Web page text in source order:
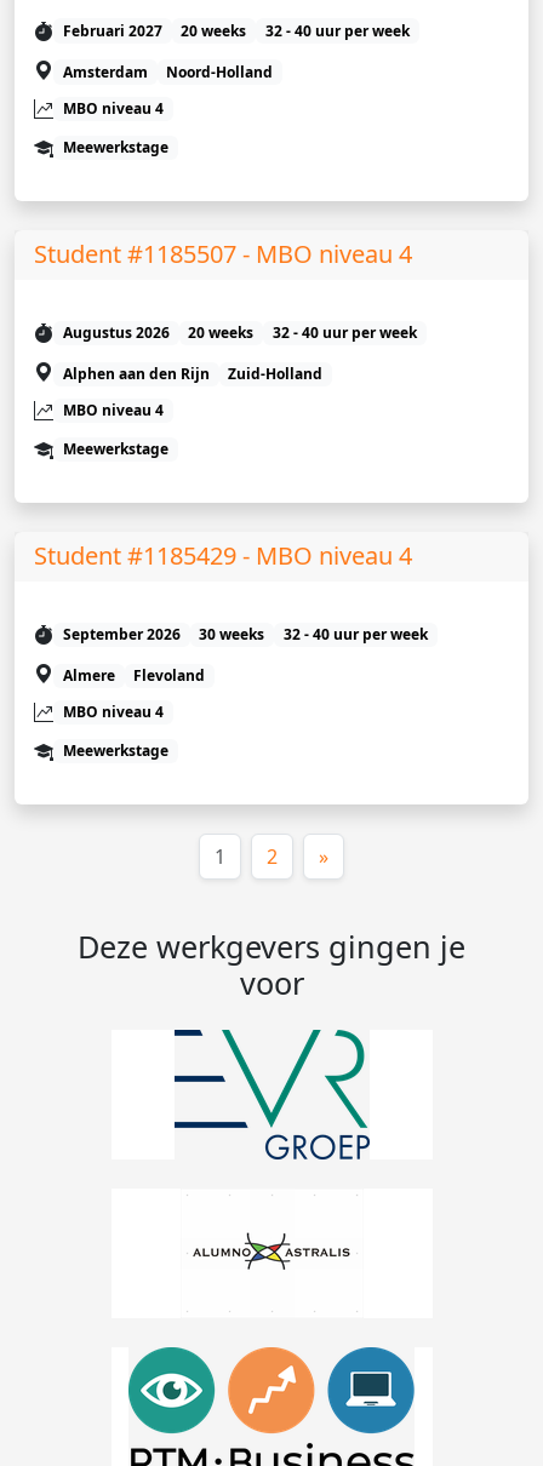
Februari 2027 20 weeks
32 - 40 uur per week
Amsterdam
Noord-Holland
MBO niveau 4
Meewerkstage
Student #1185507 - MBO niveau 4
Augustus 2026 20 weeks
32 - 40 uur per week
Alphen aan den Rijn
Zuid-Holland
MBO niveau 4
Meewerkstage
Student #1185429 - MBO niveau 4
September 2026 30 weeks
32 - 40 uur per week
Almere
Flevoland
MBO niveau 4
Meewerkstage
1 (huidige)
2 »
Deze werkgevers gingen je
voor